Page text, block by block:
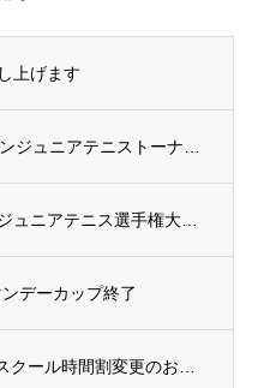
上げます
デーカップ終了